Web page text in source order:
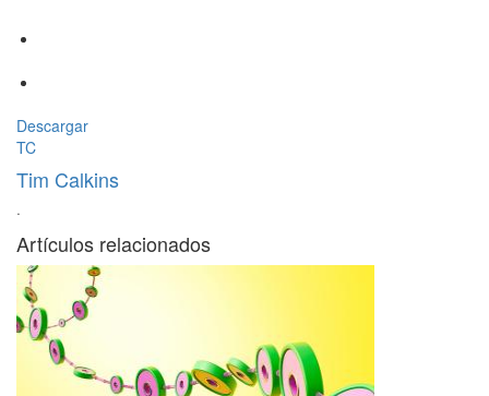
Descargar
TC
Tim Calkins
·
Artículos relacionados